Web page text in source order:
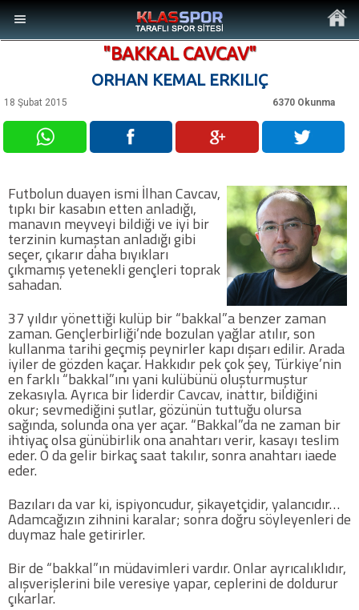
MENÜ
Son Dakika Haberler
Foto Galeri
Ankara Takımları
Futbol
Basketbol
Hentbol
Bisiklet
"BAKKAL CAVCAV"
ORHAN KEMAL ERKILIÇ
18 Şubat 2015 6370 Okunma
Futbolun duayen ismi İlhan Cavcav,
tıpkı bir kasabın etten anladığı,
manavın meyveyi bildiği ve iyi bir
terzinin kumaştan anladığı gibi
seçer, çıkarır daha bıyıkları
çıkmamış yetenekli gençleri toprak
sahadan.
37 yıldır yönettiği kulüp bir “bakkal”a benzer zaman
zaman. Gençlerbirliği’nde bozulan yağlar atılır, son
kullanma tarihi geçmiş peynirler kapı dışarı edilir. Arada
iyiler de gözden kaçar. Hakkıdır pek çok şey, Türkiye’nin
en farklı “bakkal”ını yani kulübünü oluşturmuştur
zekasıyla. Ayrıca bir liderdir Cavcav, inattır, bildiğini
okur; sevmediğini şutlar, gözünün tuttuğu olursa
sağında, solunda ona yer açar. “Bakkal”da ne zaman bir
ihtiyaç olsa günübirlik ona anahtarı verir, kasayı teslim
eder. O da gelir birkaç saat takılır, sonra anahtarı iaede
eder.
Bazıları da var ki, ispiyoncudur, şikayetçidir, yalancıdır…
Adamcağızın zihnini karalar; sonra doğru söyleyenleri de
duymaz hale getirirler.
Bir de “bakkal”ın müdavimleri vardır. Onlar ayrıcalıklıdır,
alışverişlerini bile veresiye yapar, ceplerini de doldurur
çıkarlar.